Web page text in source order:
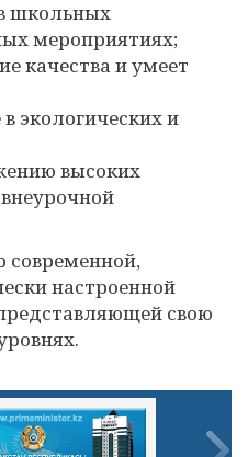
школьных
мероприятиях;
качества и умеет
экологических и
высоких
настроенной
свою